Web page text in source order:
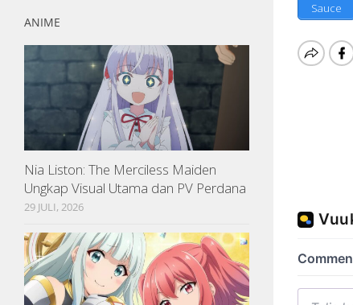
Sauce
ANIME
Nia Liston: The Merciless Maiden
Ungkap Visual Utama dan PV Perdana
29 JULI, 2026